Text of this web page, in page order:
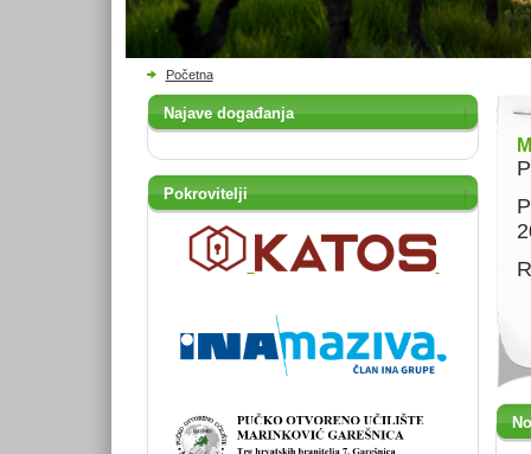
Početna
Najave događanja
Pokrovitelji